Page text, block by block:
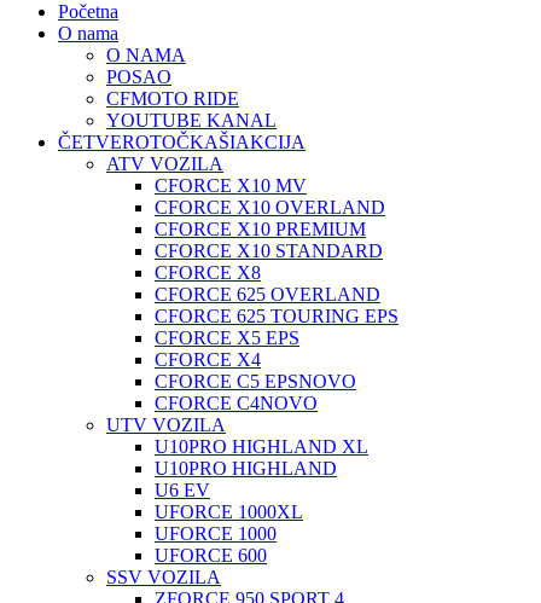
Početna
O nama
O NAMA
POSAO
CFMOTO RIDE
YOUTUBE KANAL
ČETVEROTOČKAŠIAKCIJA
ATV VOZILA
CFORCE X10 MV
CFORCE X10 OVERLAND
CFORCE X10 PREMIUM
CFORCE X10 STANDARD
CFORCE X8
CFORCE 625 OVERLAND
CFORCE 625 TOURING EPS
CFORCE X5 EPS
CFORCE X4
CFORCE C5 EPSNOVO
CFORCE C4NOVO
UTV VOZILA
U10PRO HIGHLAND XL
U10PRO HIGHLAND
U6 EV
UFORCE 1000XL
UFORCE 1000
UFORCE 600
SSV VOZILA